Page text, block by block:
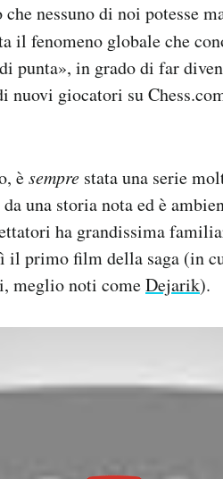
che nessuno di noi potesse
il fenomeno globale che
punta», in grado di far
giocatori su
èsempre stata una serie
una storia nota ed è
ha grandissima
il primo film della saga (in
meglio noti comeDejarik).